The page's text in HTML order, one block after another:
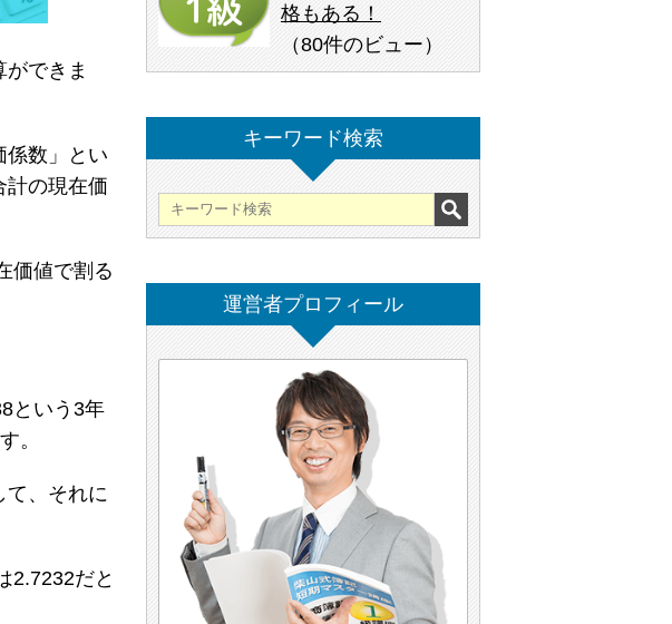
できま
係数」とい
計の現在価
価値で割る
という3年
。
て、それに
2.7232だと
格もある！
（80件のビュー）
キーワード検索
運営者プロフィール